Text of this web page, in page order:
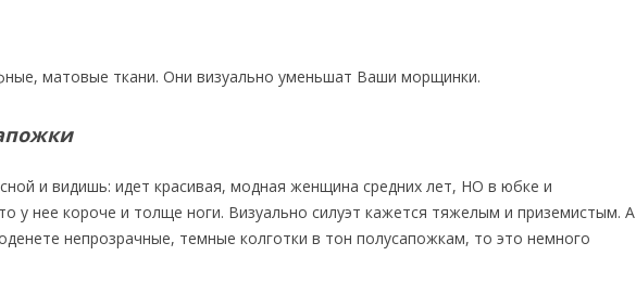
матовые ткани. Они визуально уменьшат Ваши морщинки.
и видишь: идет красивая, модная женщина средних лет, НО в юбке и
у нее короче и толще ноги. Визуально силуэт кажется тяжелым и приземистым. А
непрозрачные, темные колготки в тон полусапожкам, то это немного